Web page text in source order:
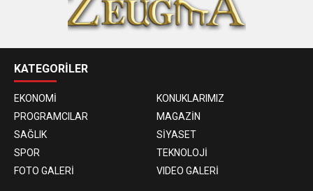
KATEGORİLER
EKONOMİ
KONUKLARIMIZ
PROGRAMCILAR
MAGAZİN
SAĞLIK
SİYASET
SPOR
TEKNOLOJİ
FOTO GALERİ
VIDEO GALERİ